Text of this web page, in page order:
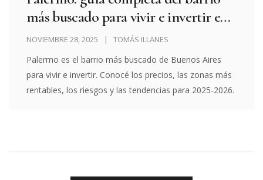
más buscado para vivir e invertir en
Buenos Aires
NOVIEMBRE 28, 2025 TOMÁS ILLANES
Palermo es el barrio más buscado de Buenos Aires
para vivir e invertir. Conocé los precios, las zonas más
rentables, los riesgos y las tendencias para 2025-2026.